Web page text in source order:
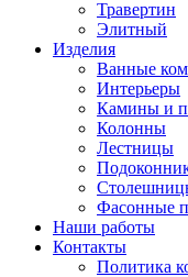
Травертин
Элитный
Изделия
Ванные
Интерьеры
Камины и
Колонны
Лестницы
Фасонные
Наши работы
Контакты
Политика